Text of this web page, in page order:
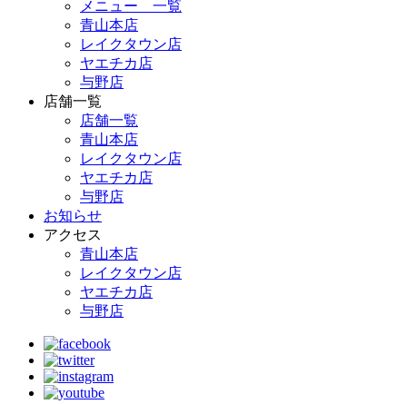
メニュー 一覧
青山本店
レイクタウン店
ヤエチカ店
与野店
店舗一覧
店舗一覧
青山本店
レイクタウン店
ヤエチカ店
与野店
お知らせ
アクセス
青山本店
レイクタウン店
ヤエチカ店
与野店